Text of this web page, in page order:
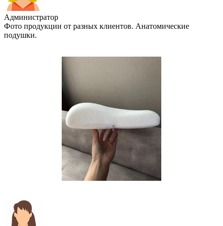
Администратор
Фото продукции от разных клиентов. Анатомические
подушки.